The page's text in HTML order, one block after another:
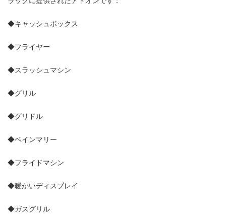
◆キャッシュボックス
◆フライヤー
◆スラッシュマシン
◆グリル
◆グリドル
◆ベインマリー
◆フライドマシン
◆暖かいディスプレイ
◆ガスグリル